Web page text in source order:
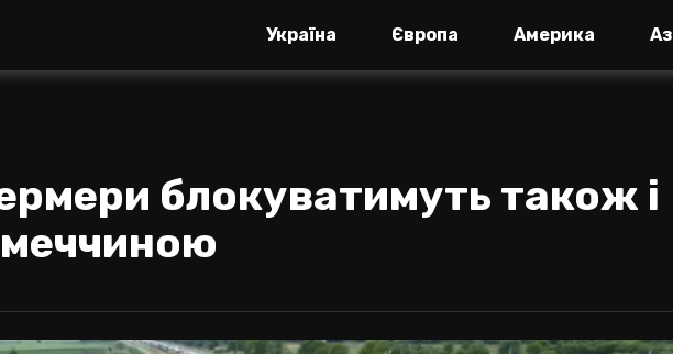
Україна Європа Америка
блокуватимуть також і